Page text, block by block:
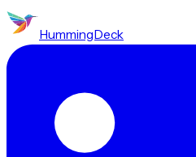
HummingDeck